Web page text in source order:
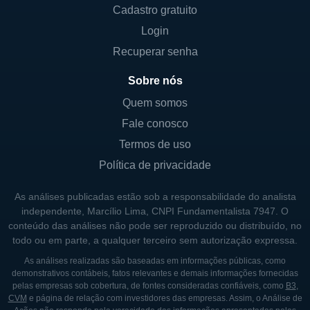
Ao longo das décadas, a Itaúsa se expandiu
e diversificou seus investimentos,
complementando seu portfólio com
chave da economia. As aquisições
realizadas ao longo de sua trajetória foram
fundamentais para seu crescimento,
permitindo que a holding se tornasse um dos
maiores grupos de investimento do Brasil.
ocorrida em 1971, foi um momento
oportunidades. Com ações listadas na bolsa,
a empresa teve acesso a um maior volume
de capital, o que lhe permitiu continuar a
expandir e diversificar suas operações.
Desde então, a empresa tem buscado
Cadastro gratuito
Login
Recuperar senha
Sobre nós
Quem somos
Fale conosco
Termos de uso
Política de privacidade
As análises publicadas estão sob a responsabilidade do analista
independente, Marcílio Lima, CNPI Fundamentalista 7947. O
conteúdo das análises não pode ser reproduzido ou distribuído, no
todo ou em parte, a qualquer terceiro sem autorização expressa.
As análises realizadas são baseadas em informações públicas, como
demonstrativos contábeis, fatos relevantes e demais informações fornecidas
pelas empresas sob cobertura, de fontes consideradas confiáveis, como B3,
CVM e página de relação com investidores das empresas. Assim, o Análise de